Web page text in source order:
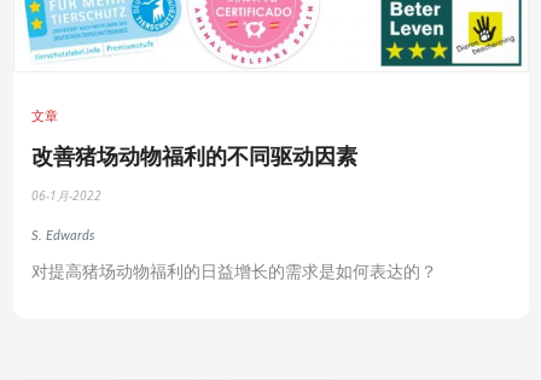
文章
改善猪场动物福利的不同驱动因素
06-1月-2022
S. Edwards
对提高猪场动物福利的日益增长的需求是如何表达的？